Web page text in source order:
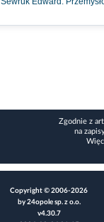
Zgodnie z
na
Copyright © 2006-2026
by 24opole sp. z o.o.
v4.30.7